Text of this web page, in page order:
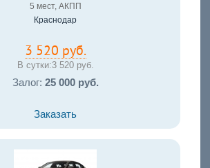
5 мест, АКПП
Краснодар
3 520 руб.
В сутки:3 520 руб.
Залог: 25 000 руб.
Заказать